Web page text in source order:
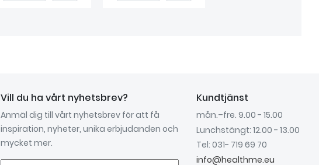
Vill du ha vårt nyhetsbrev?
Anmäl dig till vårt nyhetsbrev för att få
inspiration, nyheter, unika erbjudanden och
mycket mer.
Kundtjänst
mån.–fre. 9.00 - 15.00
Lunchstängt: 12.00 - 13.00
Tel: 031- 719 69 70
info@healthme.eu